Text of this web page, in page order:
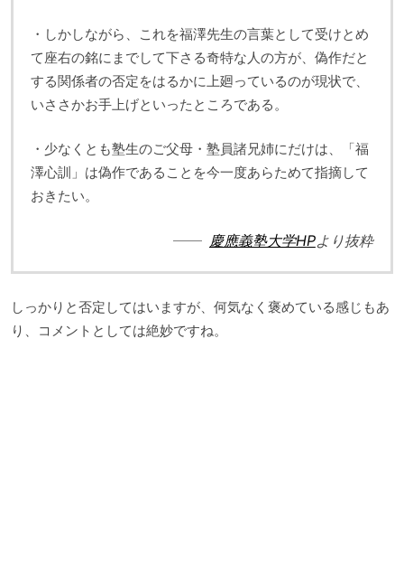
・しかしながら、これを福澤先生の言葉として受けとめ
て座右の銘にまでして下さる奇特な人の方が、偽作だと
する関係者の否定をはるかに上廻っているのが現状で、
いささかお手上げといったところである。
・少なくとも塾生のご父母・塾員諸兄姉にだけは、「福
澤心訓」は偽作であることを今一度あらためて指摘して
おきたい。
慶應義塾大学HPより抜粋
しっかりと否定してはいますが、何気なく褒めている感じもあ
り、コメントとしては絶妙ですね。